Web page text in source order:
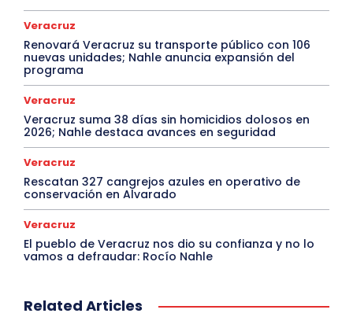
Veracruz
Renovará Veracruz su transporte público con 106
nuevas unidades; Nahle anuncia expansión del
programa
Veracruz
Veracruz suma 38 días sin homicidios dolosos en
2026; Nahle destaca avances en seguridad
Veracruz
Rescatan 327 cangrejos azules en operativo de
conservación en Alvarado
Veracruz
El pueblo de Veracruz nos dio su confianza y no lo
vamos a defraudar: Rocío Nahle
Related Articles